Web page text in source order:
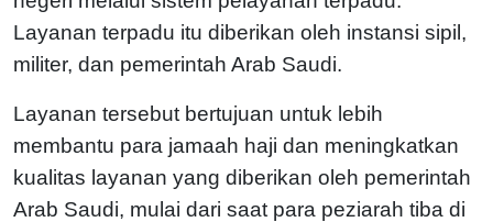
Layanan terpadu itu diberikan oleh instansi sipil,
militer, dan pemerintah Arab Saudi.
Layanan tersebut bertujuan untuk lebih
membantu para jamaah haji dan meningkatkan
kualitas layanan yang diberikan oleh pemerintah
Arab Saudi, mulai dari saat para peziarah tiba di